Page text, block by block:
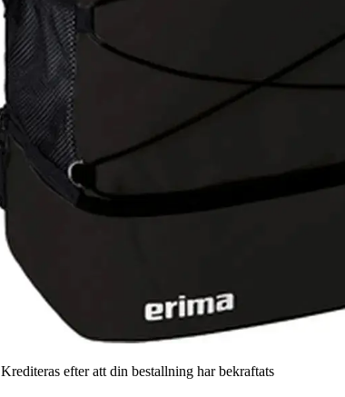
Krediteras efter att din bestallning har bekraftats